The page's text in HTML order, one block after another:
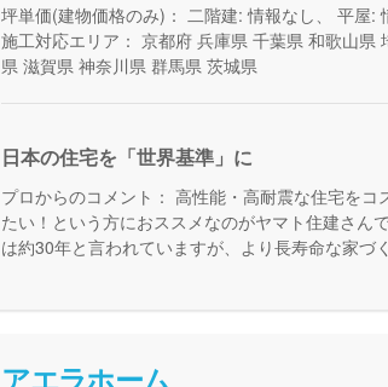
坪単価(建物価格のみ)： 二階建: 情報なし、 平屋:
施工対応エリア： 京都府 兵庫県 千葉県 和歌山県
県 滋賀県 神奈川県 群馬県 茨城県
日本の住宅を「世界基準」に
プロからのコメント： 高性能・高耐震な住宅をコ
たい！という方におススメなのがヤマト住建さん
は約30年と言われていますが、より長寿命な家づ
アエラホーム